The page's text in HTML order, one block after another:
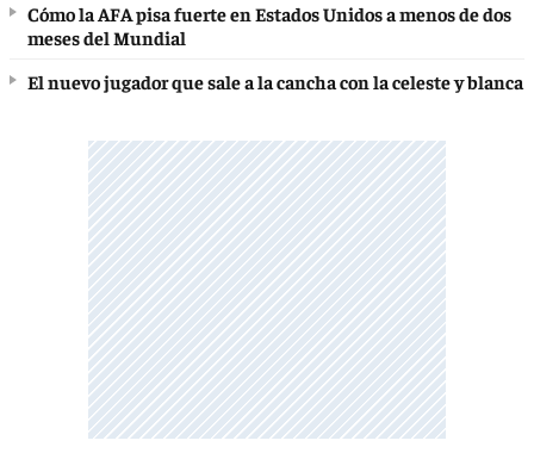
Cómo la AFA pisa fuerte en Estados Unidos a menos de dos
meses del Mundial
El nuevo jugador que sale a la cancha con la celeste y blanca